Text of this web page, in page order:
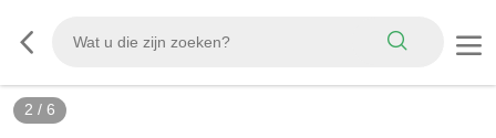
2 / 6